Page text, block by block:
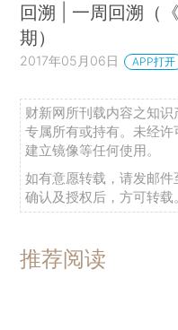
回溯 | 一周回溯（
期）
2017年05月06日 APP打开
财新网所刊载内容之知
专属所有或持有。未经
建立镜像等任何使用。
如有意愿转载，请发邮件
确认及授权后，方可转载。
推荐阅读